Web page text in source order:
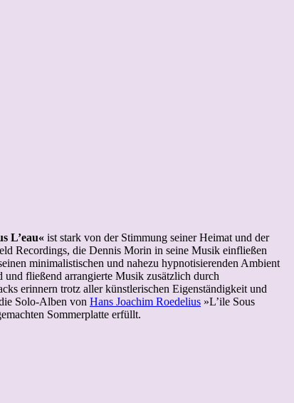
L’eau« ist stark von der Stimmung seiner Heimat und der
Recordings, die Dennis Morin in seine Musik einfließen
minimalistischen und nahezu hypnotisierenden Ambient
fließend arrangierte Musik zusätzlich durch
erinnern trotz aller künstlerischen Eigenständigkeit und
Solo-Alben von Hans Joachim Roedelius »L’ile Sous
Sommerplatte erfüllt.